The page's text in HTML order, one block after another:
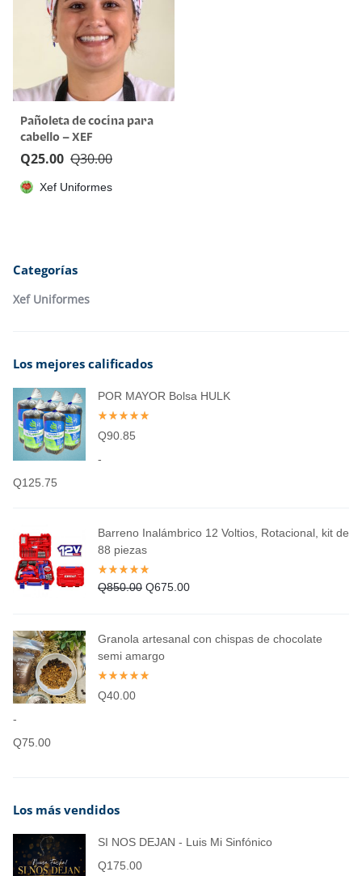
Categorías
Xef Uniformes
Los mejores calificados
POR MAYOR Bolsa HULK
Q90.85
-
Q125.75
Barreno Inalámbrico 12 Voltios, Rotacional, kit de
88 piezas
Q850.00 Q675.00
Granola artesanal con chispas de chocolate
semi amargo
Q40.00
-
Q75.00
Los más vendidos
SI NOS DEJAN - Luis Mi Sinfónico
Q175.00
Pañoleta de cocina para
cabello – XEF
Q30.00
Q25.00
Xef Uniformes